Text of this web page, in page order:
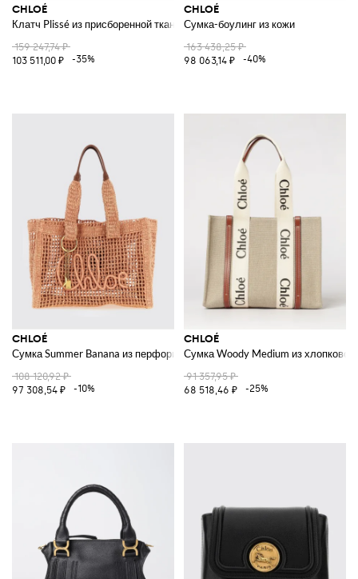
CHLOÉ
Клатч Plissé из присборенной ткани
159 247,74 ₽
103 511,00 ₽
-35%
CHLOÉ
Сумка-боулинг из кожи
163 438,25 ₽
98 063,14 ₽
-40%
CHLOÉ
Сумка Summer Banana из перфорированной рафии
108 120,92 ₽
97 308,54 ₽
-10%
CHLOÉ
Сумка Woody Medium из
91 357,95 ₽
68 518,46 ₽
-25%